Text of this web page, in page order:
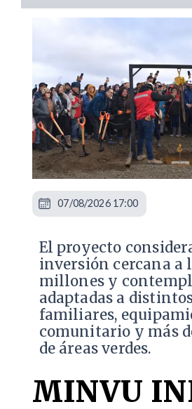
El proyecto
inversión cercana a
millones y
adaptadas a
familiares,
comunitario y más
de áreas verdes.
MINVU
07/08/2026 17:00